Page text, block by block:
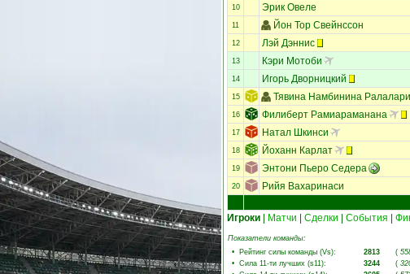
10 Эрик Овеле
11 Йон Тор Свейнссон
12 Лэй Дэннис
13 Кэри Мотоби
14 Игорь Дворницкий
15 Тявина Намбинина
16 Филиберт Рамиараманана
17 Натал Шкинси
18 Йоханн Карлат
19 Энтони Пьеро Седера
20 Рийя Вахаринаси
Игроки
Матчи Сделки События
Показатели команды:
• Рейтинг силы команды (Vs): 2813 (
• Сила 11-ти лучших (s11): 3244 (